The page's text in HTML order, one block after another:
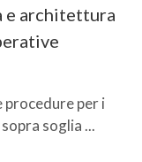
e architettura
procedure per i
soglia ...